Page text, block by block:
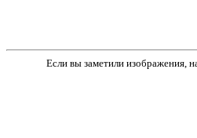
Если вы заметили изображения,